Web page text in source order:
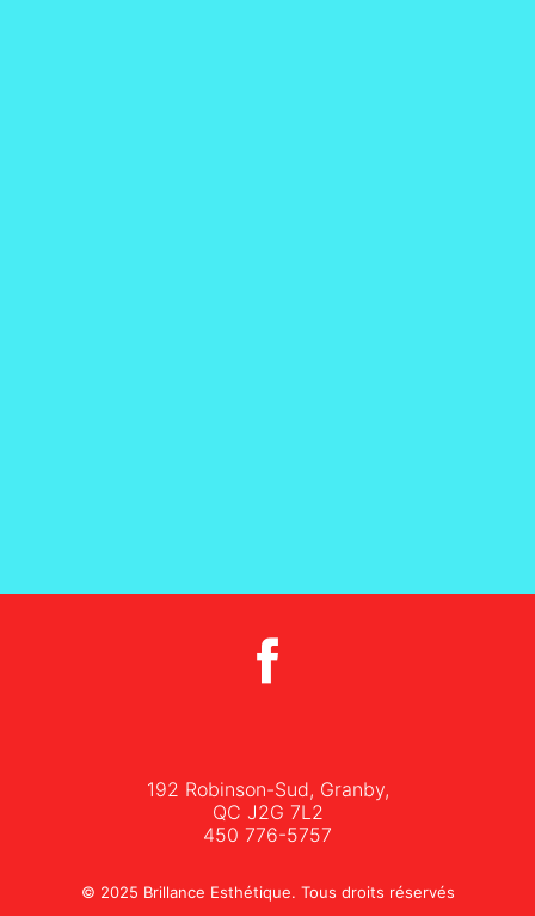
192 Robinson-Sud, Granby,
QC J2G 7L2
450 776-5757
© 2025 Brillance Esthétique. Tous droits réservés